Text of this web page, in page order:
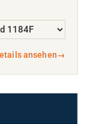
ansehen→